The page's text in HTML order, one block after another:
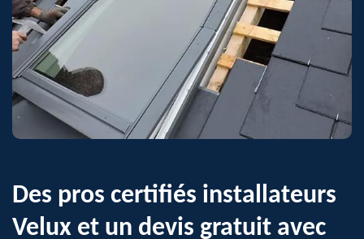
Des pros certifiés installateurs
Velux et un devis gratuit avec